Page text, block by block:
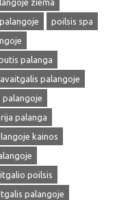
ziema
poilsis spa
palanga
palangoje
palangoje
palanga
kainos
poilsis
palangoje